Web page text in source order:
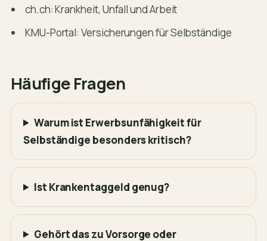
ch.ch: Krankheit, Unfall und Arbeit
KMU-Portal: Versicherungen für Selbständige
Häufige Fragen
Warum ist Erwerbsunfähigkeit für
Selbständige besonders kritisch?
Ist Krankentaggeld genug?
Gehört das zu Vorsorge oder